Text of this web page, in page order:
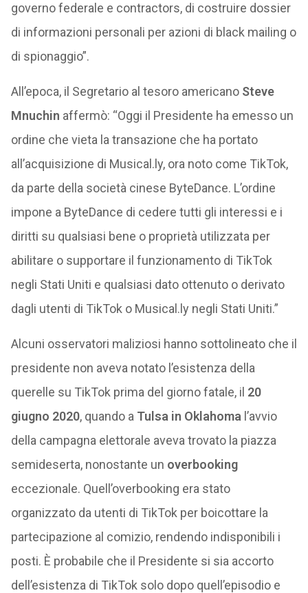
governo federale e contractors, di costruire dossier
di informazioni personali per azioni di black mailing o
di spionaggio”.
All’epoca, il Segretario al tesoro americano Steve
Mnuchin affermò: “Oggi il Presidente ha emesso un
ordine che vieta la transazione che ha portato
all’acquisizione di Musical.ly, ora noto come TikTok,
da parte della società cinese ByteDance. L’ordine
impone a ByteDance di cedere tutti gli interessi e i
diritti su qualsiasi bene o proprietà utilizzata per
abilitare o supportare il funzionamento di TikTok
negli Stati Uniti e qualsiasi dato ottenuto o derivato
dagli utenti di TikTok o Musical.ly negli Stati Uniti.”
Alcuni osservatori maliziosi hanno sottolineato che il
presidente non aveva notato l’esistenza della
querelle su TikTok prima del giorno fatale, il 20
giugno 2020, quando a Tulsa in Oklahoma l’avvio
della campagna elettorale aveva trovato la piazza
semideserta, nonostante un overbooking
eccezionale. Quell’overbooking era stato
organizzato da utenti di TikTok per boicottare la
partecipazione al comizio, rendendo indisponibili i
posti. È probabile che il Presidente si sia accorto
dell’esistenza di TikTok solo dopo quell’episodio e